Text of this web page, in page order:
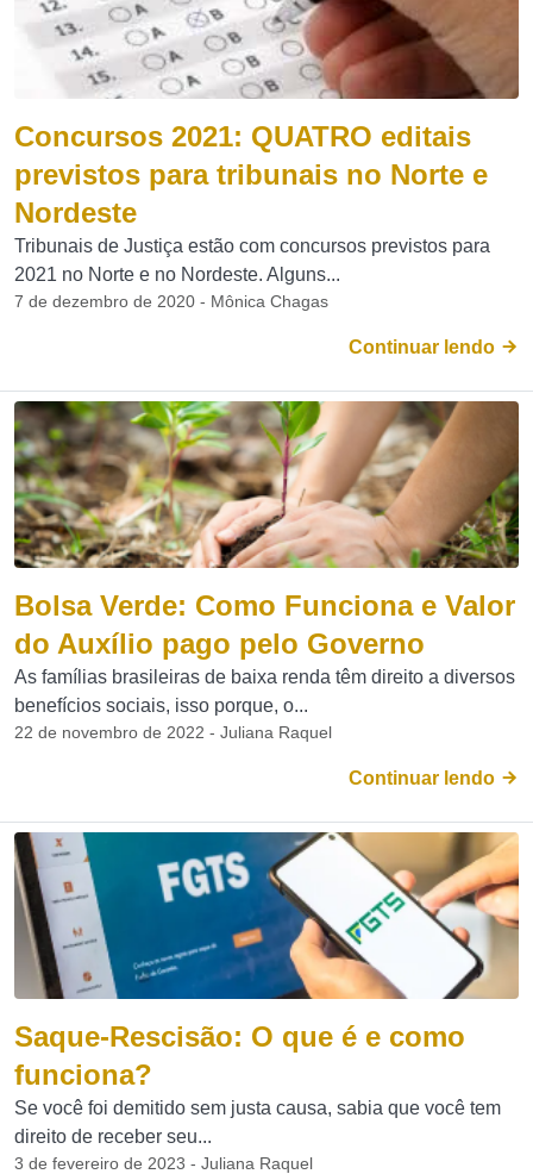
Concursos 2021: QUATRO editais
previstos para tribunais no Norte e
Nordeste
Tribunais de Justiça estão com concursos previstos para
2021 no Norte e no Nordeste. Alguns...
7 de dezembro de 2020 - Mônica Chagas
Continuar lendo
Bolsa Verde: Como Funciona e Valor
do Auxílio pago pelo Governo
As famílias brasileiras de baixa renda têm direito a diversos
benefícios sociais, isso porque, o...
22 de novembro de 2022 - Juliana Raquel
Continuar lendo
Saque-Rescisão: O que é e como
funciona?
Se você foi demitido sem justa causa, sabia que você tem
direito de receber seu...
3 de fevereiro de 2023 - Juliana Raquel